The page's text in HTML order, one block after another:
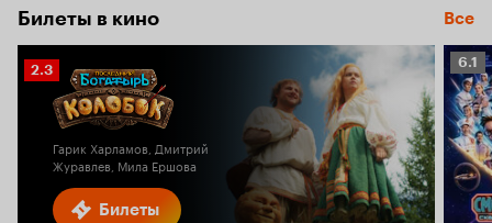
Билеты в кино Все
Билеты
Рейтинг
Кинопоиска
2.3
Гарик Харламов, Дмитрий
Журавлев, Мила Ершова
6.1
6.1